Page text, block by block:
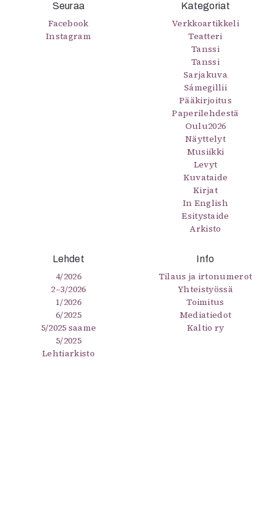
Seuraa
Facebook
Instagram
Kategoriat
Verkkoartikkeli
Teatteri
Tanssi
Tanssi
Sarjakuva
Sámegillii
Pääkirjoitus
Paperilehdestä
Oulu2026
Näyttelyt
Musiikki
Levyt
Kuvataide
Kirjat
In English
Esitystaide
Arkisto
Lehdet
4/2026
2–3/2026
1/2026
6/2025
5/2025 saame
5/2025
Lehtiarkisto
Info
Tilaus ja irtonumerot
Yhteistyössä
Toimitus
Mediatiedot
Kaltio ry